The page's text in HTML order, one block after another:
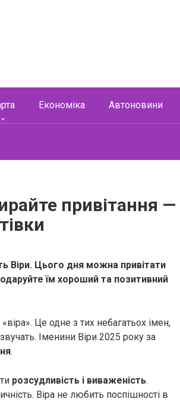
Економіка Автоновини
привітання —
Віри. Цього дня можна привітати
їм хороший та позитивний
Це одне з тих небагатьох імен,
Іменини Віри 2025 року за
.
розсудливість і виваженість.
Віра не любить поспішності в